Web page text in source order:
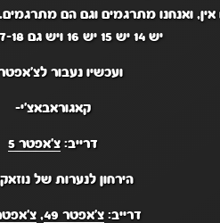
אין, ואנחנו מתרגמים וגם הם
יש 14 יש 15 יש 16 ויש גם 17-18 ומעל 20
ועכשיו נעבור
קאגוראבאצ'י-
דרייב:צ'אפטר 5
הירחון לנערות של
דרייב:צ'אפטר 49 ,צ'אפטר